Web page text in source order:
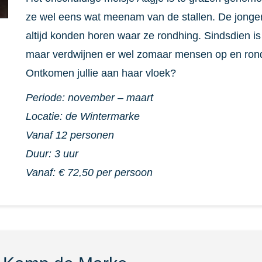
ze wel eens wat meenam van de stallen. De
altijd konden horen waar ze rondhing. Sindsdien
maar verdwijnen er wel zomaar mensen op en
Ontkomen jullie aan haar vloek?
Periode: november – maart
Locatie: de Wintermarke
Vanaf 12 personen
Duur: 3 uur
Vanaf:€ 72,50 per persoon